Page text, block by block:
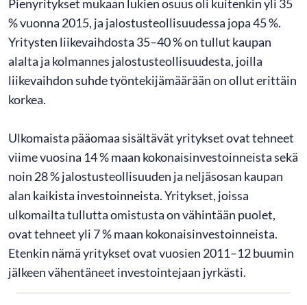
Pienyritykset mukaan lukien osuus oli kuitenkin yli 35
% vuonna 2015, ja jalostusteollisuudessa jopa 45 %.
Yritysten liikevaihdosta 35–40 % on tullut kaupan
alalta ja kolmannes jalostusteollisuudesta, joilla
liikevaihdon suhde työntekijämäärään on ollut erittäin
korkea.
Ulkomaista pääomaa sisältävät yritykset ovat tehneet
viime vuosina 14 % maan kokonaisinvestoinneista sekä
noin 28 % jalostusteollisuuden ja neljäsosan kaupan
alan kaikista investoinneista. Yritykset, joissa
ulkomailta tullutta omistusta on vähintään puolet,
ovat tehneet yli 7 % maan kokonaisinvestoinneista.
Etenkin nämä yritykset ovat vuosien 2011–12 buumin
jälkeen vähentäneet investointejaan jyrkästi.